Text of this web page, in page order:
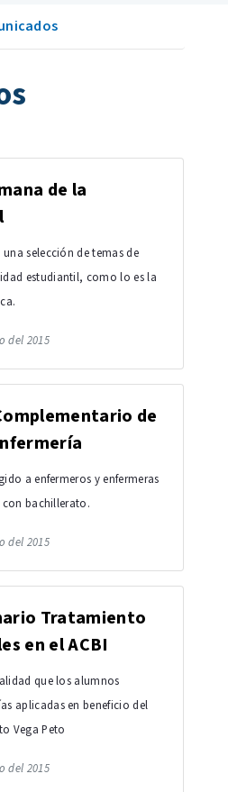
de la
selección de temas de
estudiantil, como lo es la
del 2015
de
a enfermeros y enfermeras
bachillerato.
del 2015
Tratamiento
en el ACBI
que los alumnos
aplicadas en beneficio del
Vega Peto
del 2015